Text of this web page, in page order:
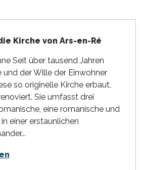
Kirche von Ars-en-Ré
Seit über tausend Jahren
und der Wille der Einwohner
so originelle Kirche erbaut,
Sie umfasst drei
eine romanische und
einer erstaunlichen